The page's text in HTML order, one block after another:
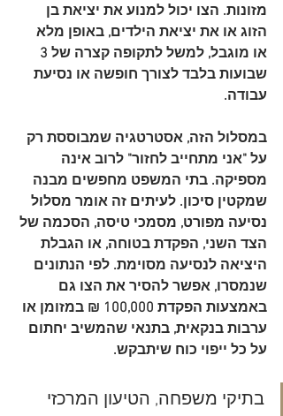
מזונות. הצו יכול למנוע את יציאת בן
הזוג או את יציאת הילדים, באופן מלא
או מוגבל, למשל לתקופה קצרה של
שבועות בלבד לצורך חופשה או נסיעת
עבודה.
במסלול הזה, אסטרטגיה שמבוססת רק
על "אני מתחייב לחזור" לרוב אינה
מספיקה. בתי המשפט מחפשים מבנה
שמקטין סיכון. לעיתים זה אומר מסלול
נסיעה מפורט, מסמכי טיסה, הסכמה של
הצד השני, הפקדת בטוחה, או הגבלת
היציאה לנסיעה מסוימת. לפי הנתונים
שנמסרו, אפשר להסיר את הצו גם
באמצעות
הפקדת 100,000 ₪ במזומן או
ערבות בנקאית, בתנאי שהמשיב יחתום
על כל ייפוי כוח שיתבקש.
בתיקי משפחה, הטיעון המרכזי